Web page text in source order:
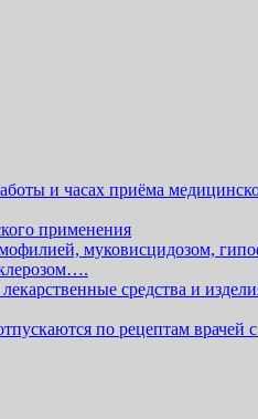
и часах приёма
применения
муковисцидозом,
средства и
по рецептам